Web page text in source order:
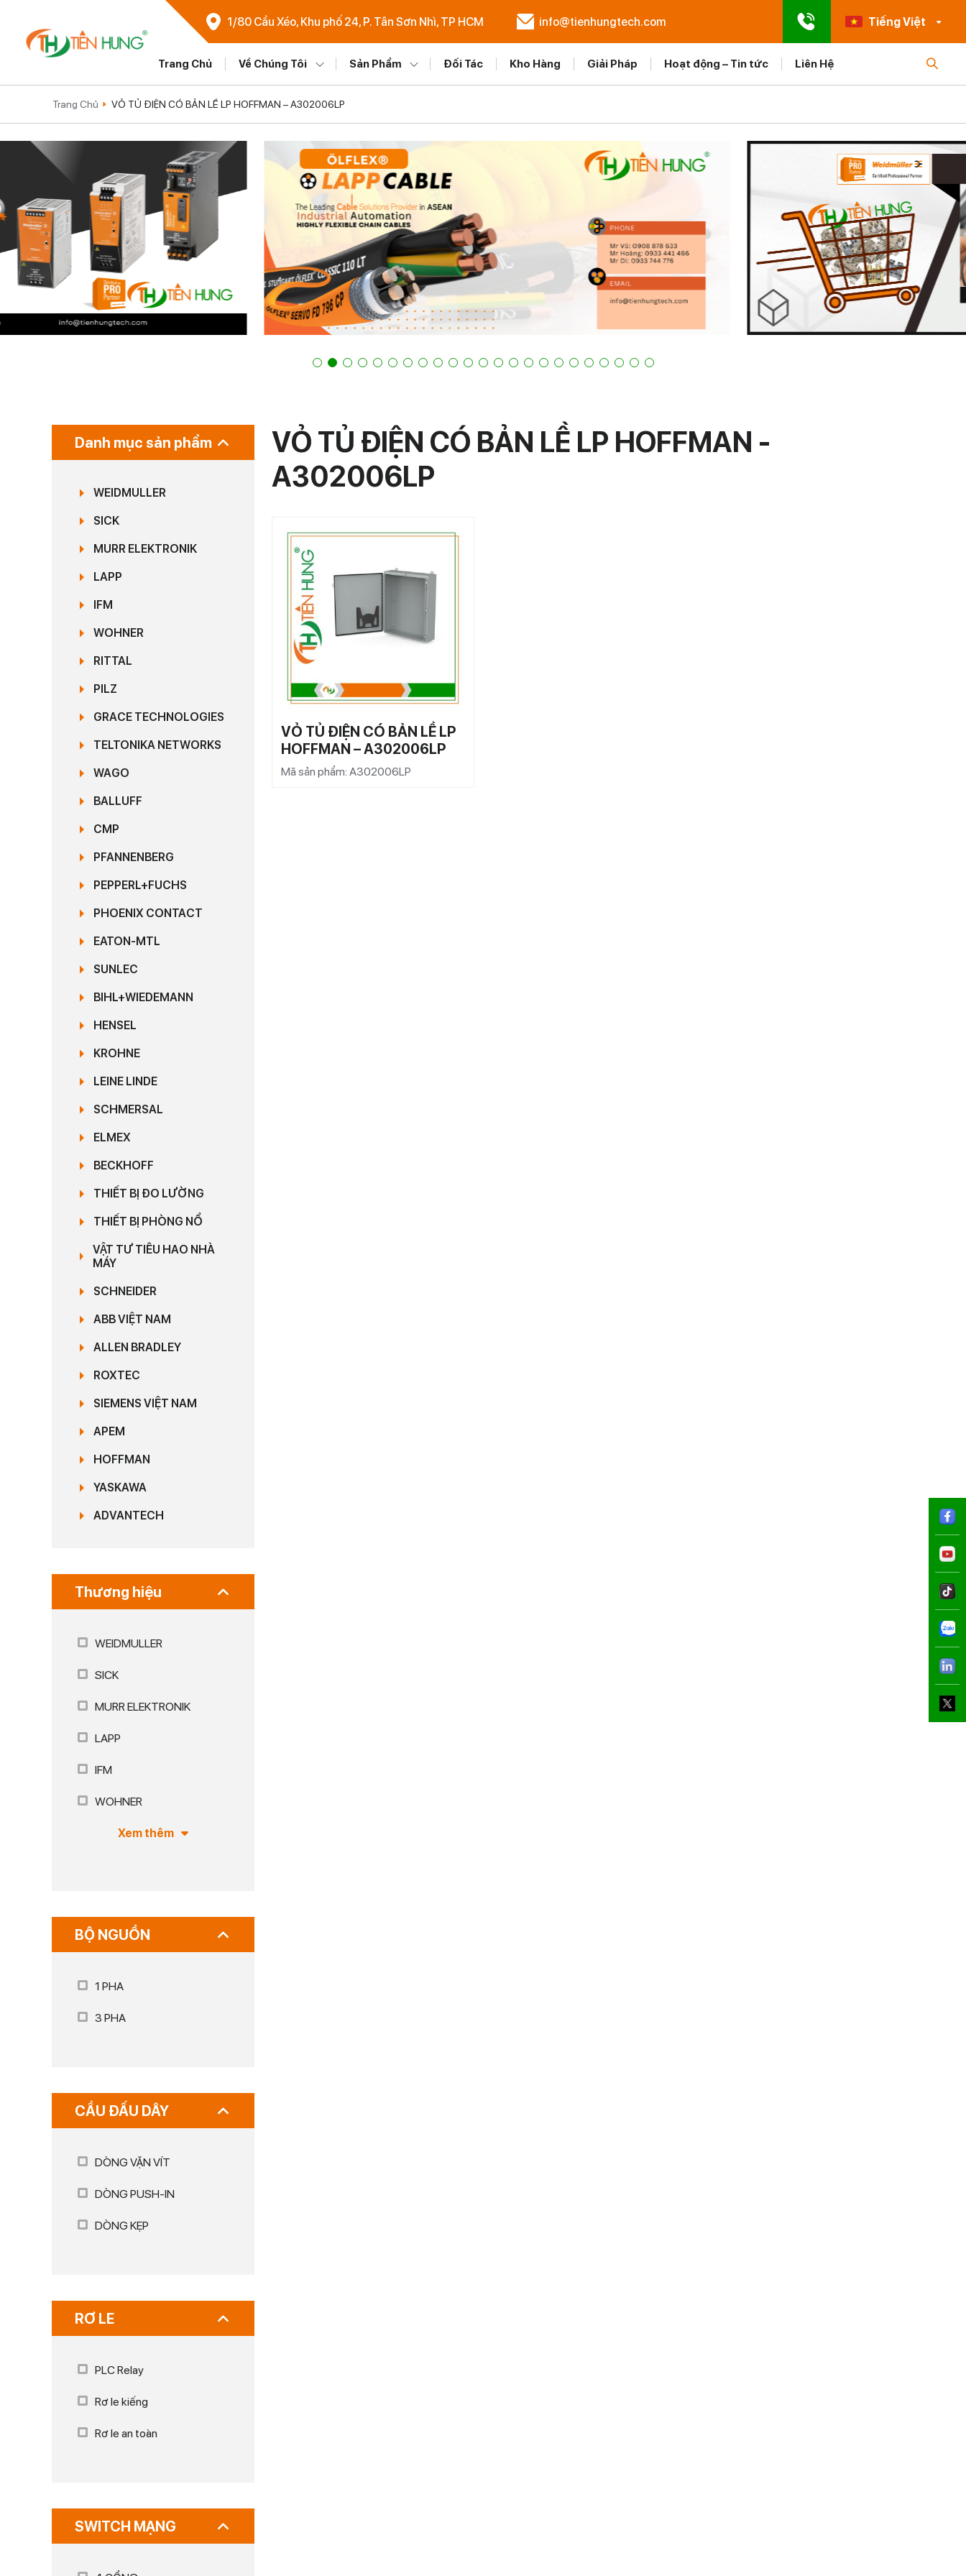
1/80 Cầu Xéo, Khu phố 24, P. Tân Sơn Nhì, TP HCM info@tienhungtech.com Tiếng Việt
Trang Chủ Về Chúng Tôi Sản Phẩm Đối Tác Kho Hàng Giải Pháp Hoạt động – Tin tức Liên Hệ
Trang Chủ VỎ TỦ ĐIỆN CÓ BẢN LỀ LP HOFFMAN – A302006LP
Danh mục sản phẩm
WEIDMULLER
SICK
MURR ELEKTRONIK
LAPP
IFM
WOHNER
RITTAL
PILZ
GRACE TECHNOLOGIES
TELTONIKA NETWORKS
WAGO
BALLUFF
CMP
PFANNENBERG
PEPPERL+FUCHS
PHOENIX CONTACT
EATON-MTL
SUNLEC
BIHL+WIEDEMANN
HENSEL
KROHNE
LEINE LINDE
SCHMERSAL
ELMEX
BECKHOFF
THIẾT BỊ ĐO LƯỜNG
THIẾT BỊ PHÒNG NỔ
VẬT TƯ TIÊU HAO NHÀ
MÁY
SCHNEIDER
ABB VIỆT NAM
ALLEN BRADLEY
ROXTEC
SIEMENS VIỆT NAM
APEM
HOFFMAN
YASKAWA
ADVANTECH
Thương hiệu
WEIDMULLER
SICK
MURR ELEKTRONIK
LAPP
IFM
WOHNER
Xem thêm
BỘ NGUỒN
1 PHA
3 PHA
CẦU ĐẤU DÂY
DÒNG VẶN VÍT
DÒNG PUSH-IN
DÒNG KẸP
RƠ LE
PLC Relay
Rơ le kiếng
Rơ le an toàn
SWITCH MẠNG
VỎ TỦ ĐIỆN CÓ BẢN LỀ LP HOFFMAN -
A302006LP
VỎ TỦ ĐIỆN CÓ BẢN LỀ LP
HOFFMAN – A302006LP
Mã sản phẩm: A302006LP